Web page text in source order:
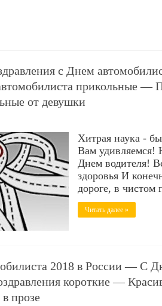
с Днем
прикольные —
от девушки
Хитрая наука -
Вам удивляемся!
Днем водителя!
здоровья И
дороге, в чистом
Читать далее »
2018 в России — С
короткие —
прозе